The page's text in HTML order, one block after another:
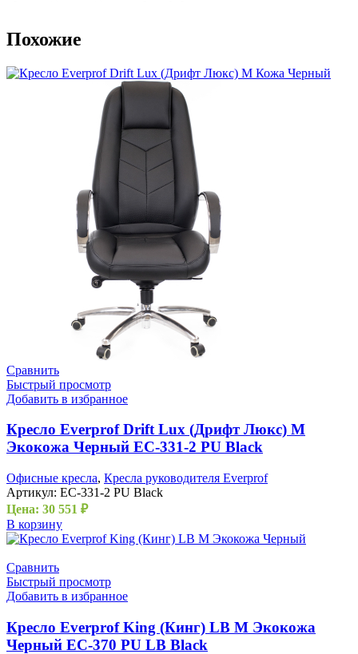
Похожие
Сравнить
Быстрый просмотр
Добавить в избранное
Кресло Everprof Drift Lux (Дрифт Люкс) M
Экокожа Черный EC-331-2 PU Black
Офисные кресла, Кресла руководителя Everprof
Артикул: EC-331-2 PU Black
Цена: 30 551 ₽
В корзину
Сравнить
Быстрый просмотр
Добавить в избранное
Кресло Everprof King (Кинг) LB M Экокожа
Черный EC-370 PU LB Black